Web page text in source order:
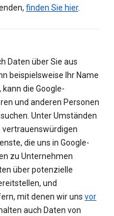
finden Sie hier.
Daten über Sie aus
beispielsweise Ihr Name
die Google-
und anderen Personen
Unter Umständen
vertrauenswürdigen
die uns in Google-
zu Unternehmen
über potenzielle
und
mit denen wir uns vor
auch Daten von